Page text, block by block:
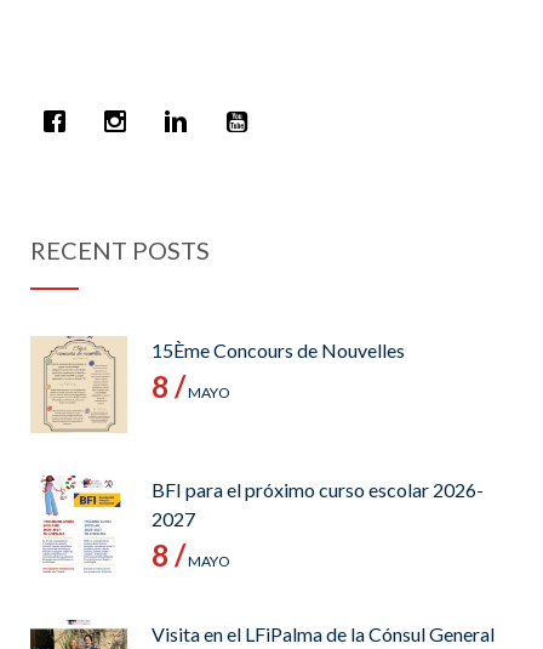
RECENT POSTS
15Ème Concours de Nouvelles
8 /MAYO
BFI para el próximo curso escolar 2026-
2027
8 /MAYO
Visita en el LFiPalma de la Cónsul General